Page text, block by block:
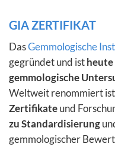
GIA ZERTIFIKAT
DasGemmologische
gegründet und ist
gemmologische
Weltweit renommiert
Zertifikateund
zu Standardisierung
gemmologischer